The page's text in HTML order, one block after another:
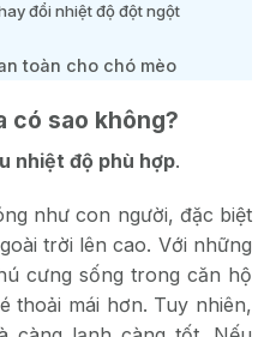
đổi nhiệt độ đột ngột
toàn cho chó mèo
có sao không?
nhiệt độ phù hợp.
như con người, đặc biệt
trời lên cao. Với những
cưng sống trong căn hộ
thoải mái hơn. Tuy nhiên,